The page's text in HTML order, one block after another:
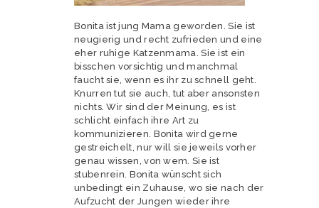
Bonita ist jung Mama geworden. Sie ist
neugierig und recht zufrieden und eine
eher ruhige Katzenmama. Sie ist ein
bisschen vorsichtig und manchmal
faucht sie, wenn es ihr zu schnell geht.
Knurren tut sie auch, tut aber ansonsten
nichts. Wir sind der Meinung, es ist
schlicht einfach ihre Art zu
kommunizieren. Bonita wird gerne
gestreichelt, nur will sie jeweils vorher
genau wissen, von wem. Sie ist
stubenrein. Bonita wünscht sich
unbedingt ein Zuhause, wo sie nach der
Aufzucht der Jungen wieder ihre